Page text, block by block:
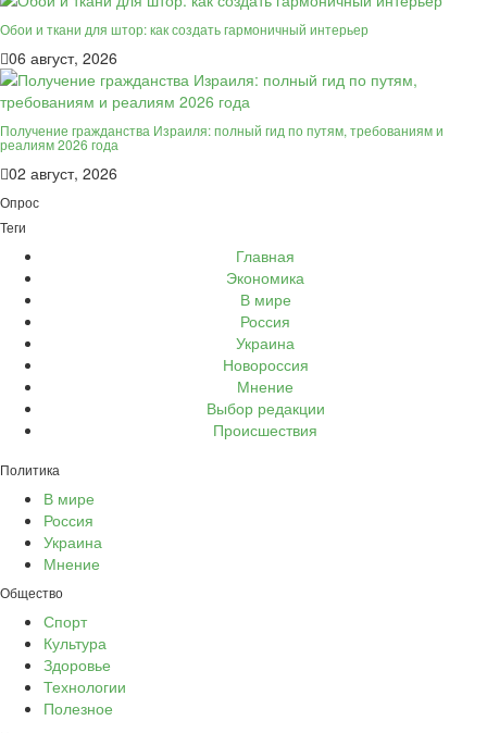
Обои и ткани для штор: как создать гармоничный интерьер
06 август, 2026
Получение гражданства Израиля: полный гид по путям, требованиям и
реалиям 2026 года
02 август, 2026
Опрос
Теги
Главная
Экономика
В мире
Россия
Украина
Новороссия
Мнение
Выбор редакции
Происшествия
Политика
В мире
Россия
Украина
Мнение
Общество
Спорт
Культура
Здоровье
Технологии
Полезное